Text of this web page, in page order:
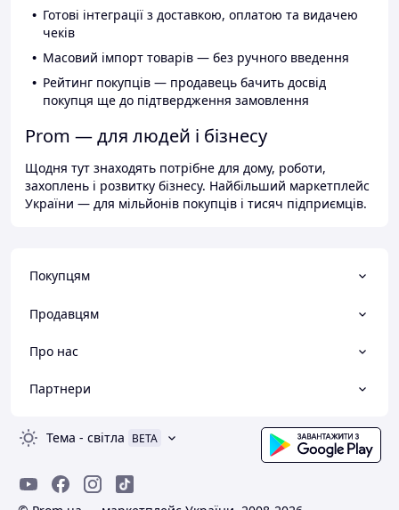
Готові інтеграції з доставкою, оплатою та видачею
чеків
Масовий імпорт товарів — без ручного введення
Рейтинг покупців — продавець бачить досвід
покупця ще до підтвердження замовлення
Prom — для людей і бізнесу
Щодня тут знаходять потрібне для дому, роботи,
захоплень і розвитку бізнесу. Найбільший маркетплейс
України — для мільйонів покупців і тисяч підприємців.
Покупцям
Продавцям
Про нас
Партнери
Тема - світла BETA